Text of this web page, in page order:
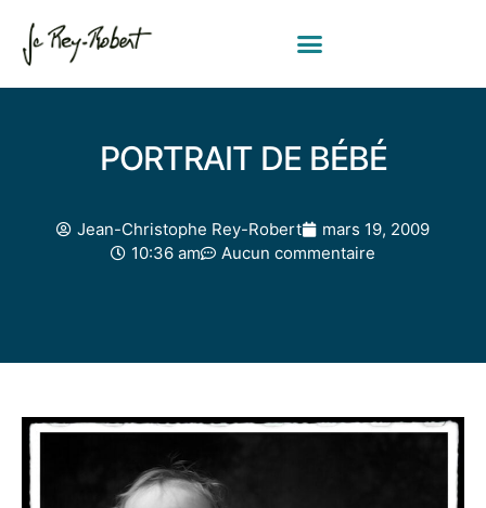
PORTRAIT DE BÉBÉ
Jean-Christophe Rey-Robert
mars 19, 2009
10:36 am
Aucun commentaire